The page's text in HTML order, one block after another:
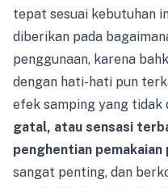
tepat sesuai kebutuhan
diberikan pada
penggunaan, karena
dengan hati-hati pun
efek samping yang tidak
gatal, atau sensasi
penghentian
sangat penting, dan